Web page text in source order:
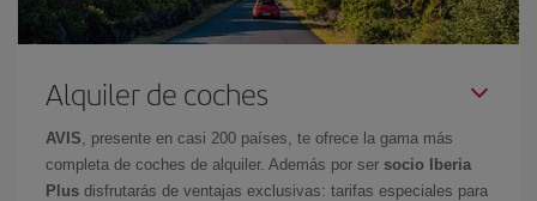
Alquiler de coches
AVIS, presente en casi 200 países, te ofrece la gama más
completa de coches de alquiler. Además por ser socio Iberia
Plus disfrutarás de ventajas exclusivas: tarifas especiales para